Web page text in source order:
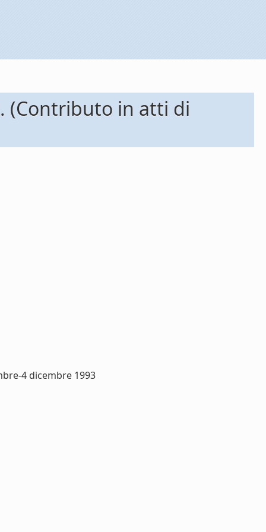
(Contributo in atti di
4 dicembre 1993